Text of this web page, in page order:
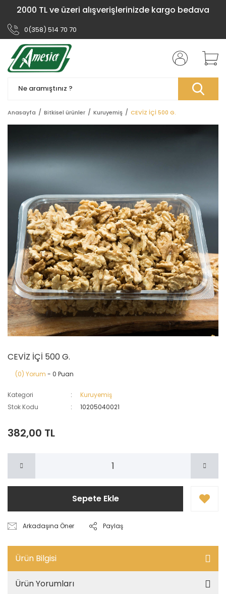
2000 TL ve üzeri alışverişlerinizde kargo bedava
0(358) 514 70 70
Anasayfa Bitkisel ürünler Kuruyemiş CEVİZ İÇİ 500 G.
CEVİZ İÇİ 500 G.
(0) Yorum - 0 Puan
Kategori
Kuruyemiş
Stok Kodu
10205040021
382,00 TL
Sepete Ekle
Arkadaşına Öner Paylaş
Ürün Bilgisi
Ürün Yorumları